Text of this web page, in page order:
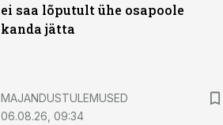
ei saa lõputult ühe osapoole
kanda jätta
MAJANDUSTULEMUSED
06.08.26, 09:34